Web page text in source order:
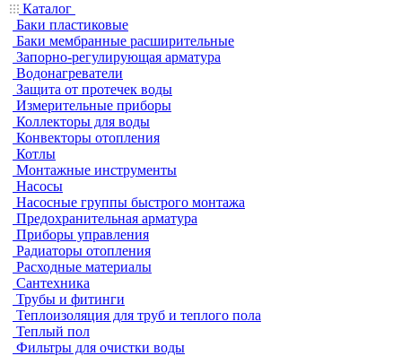
Каталог
Баки пластиковые
Баки мембранные расширительные
Запорно-регулирующая арматура
Водонагреватели
Защита от протечек воды
Измерительные приборы
Коллекторы для воды
Конвекторы отопления
Котлы
Монтажные инструменты
Насосы
Насосные группы быстрого монтажа
Предохранительная арматура
Приборы управления
Радиаторы отопления
Расходные материалы
Сантехника
Трубы и фитинги
Теплоизоляция для труб и теплого пола
Теплый пол
Фильтры для очистки воды